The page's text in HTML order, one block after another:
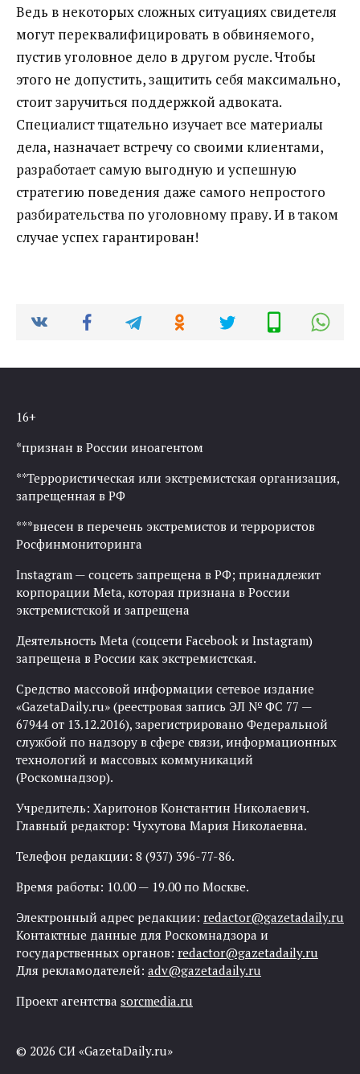
Ведь в некоторых сложных ситуациях свидетеля
могут переквалифицировать в обвиняемого,
пустив уголовное дело в другом русле. Чтобы
этого не допустить, защитить себя максимально,
стоит заручиться поддержкой адвоката.
Специалист тщательно изучает все материалы
дела, назначает встречу со своими клиентами,
разработает самую выгодную и успешную
стратегию поведения даже самого непростого
разбирательства по уголовному праву. И в таком
случае успех гарантирован!
16+
*признан в России иноагентом
**Террористическая или экстремистская организация,
запрещенная в РФ
***внесен в перечень экстремистов и террористов
Росфинмониторинга
Instagram — соцсеть запрещена в РФ; принадлежит
корпорации Meta, которая признана в России
экстремистской и запрещена
Деятельность Meta (соцсети Facebook и Instagram)
запрещена в России как экстремистская.
Средство массовой информации сетевое издание
«GazetaDaily.ru» (реестровая запись ЭЛ № ФС 77 —
67944 от 13.12.2016), зарегистрировано Федеральной
службой по надзору в сфере связи, информационных
технологий и массовых коммуникаций
(Роскомнадзор).
Учредитель: Харитонов Константин Николаевич.
Главный редактор: Чухутова Мария Николаевна.
Телефон редакции: 8 (937) 396-77-86.
Время работы: 10.00 — 19.00 по Москве.
Электронный адрес редакции: redactor@gazetadaily.ru
Контактные данные для Роскомнадзора и
государственных органов: redactor@gazetadaily.ru
Для рекламодателей: adv@gazetadaily.ru
Проект агентства sorcmedia.ru
© 2026 СИ «GazetaDaily.ru»